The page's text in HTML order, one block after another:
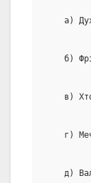
а)
б)
в)
г)
д)